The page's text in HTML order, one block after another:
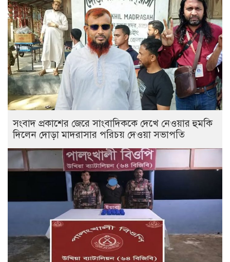
সংবাদ প্রকাশের জেরে সাংবাদিককে দেখে নেওয়ার হুমকি
দিলেন দোড়া মাদরাসার পরিচয় দেওয়া সভাপতি